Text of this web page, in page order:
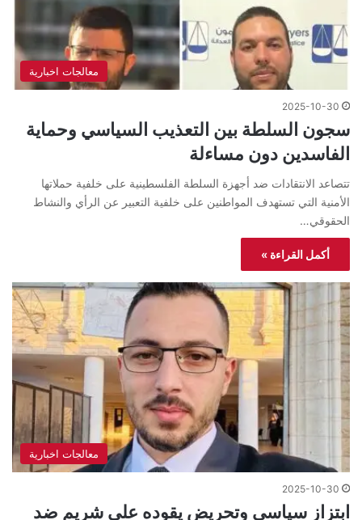
معالجات اخبارية
2025-10-30
سجون السلطة بين التعذيب السياسي وحماية
الفاسدين دون مساءلة
تتصاعد الانتقادات ضد أجهزة السلطة الفلسطينية على خلفية حملاتها
الأمنية التي تستهدف المواطنين على خلفية التعبير عن الرأي والنشاط
الحقوقي…
أكمل القراءة »
معالجات اخبارية
2025-10-30
ابتزاز سياسي وتحريض يقوده علي شريم ضد